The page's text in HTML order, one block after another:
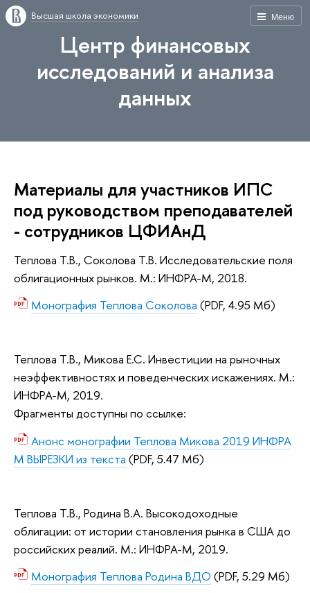
Меню
Высшая школа экономики
Центр финансовых
исследований и анализа
данных
Материалы для участников ИПС
под руководством преподавателей
- сотрудников ЦФИАнД
Теплова Т.В., Соколова Т.В. Исследовательские поля
облигационных рынков. М.: ИНФРА-М, 2018.
Монография Теплова Соколова (PDF, 4.95 Мб)
Теплова Т.В., Микова Е.С. Инвестиции на рыночных
неэффективностях и поведенческих искажениях. М.:
ИНФРА-М, 2019.
Фрагменты доступны по ссылке:
Анонс монографии Теплова Микова 2019 ИНФРА
М ВЫРЕЗКИ из текста (PDF, 5.47 Мб)
Теплова Т.В., Родина В.А. Высокодоходные
облигации: от истории становления рынка в США до
российских реалий. М.: ИНФРА-М, 2019.
Монография Теплова Родина ВДО (PDF, 5.29 Мб)